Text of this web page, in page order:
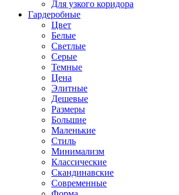
Для узкого коридора
Гардеробные
Цвет
Белые
Светлые
Серые
Темные
Цена
Элитные
Дешевые
Размеры
Большие
Маленькие
Стиль
Минимализм
Классические
Скандинавские
Современные